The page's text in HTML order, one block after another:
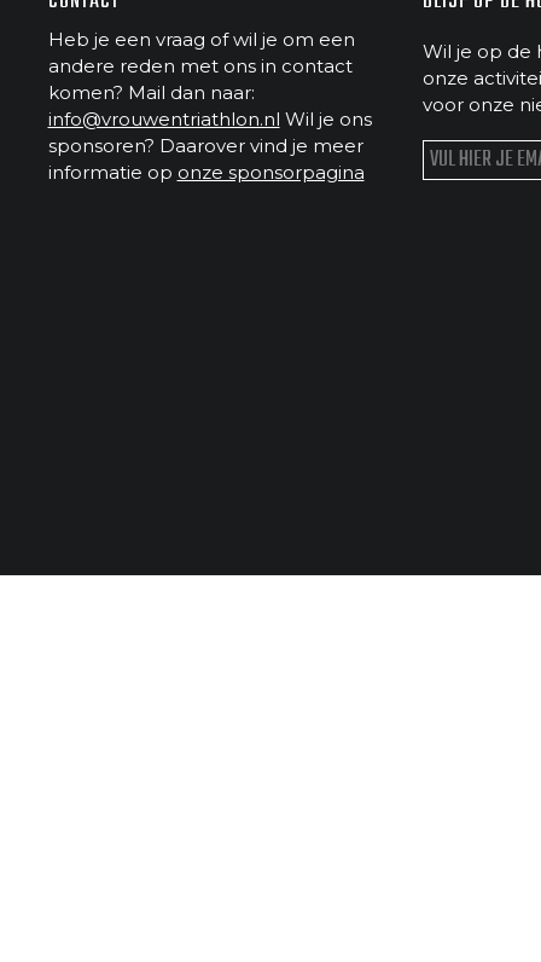
Heb je een vraag of wil je om een
andere reden met ons in contact
komen? Mail dan naar:
info@vrouwentriathlon.nl Wil je ons
sponsoren? Daarover vind je meer
informatie op onze sponsorpagina
Wil je op de
onze
voor onze